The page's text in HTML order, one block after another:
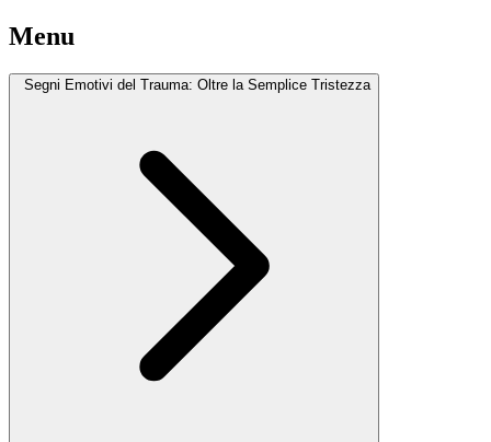
Menu
Segni Emotivi del Trauma: Oltre la Semplice Tristezza